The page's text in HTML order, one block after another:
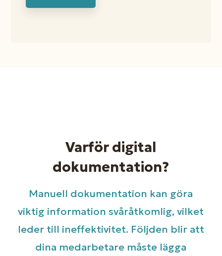
Varför digital
dokumentation?
Manuell dokumentation kan göra
viktig information svåråtkomlig, vilket
leder till ineffektivitet. Följden blir att
dina medarbetare måste lägga